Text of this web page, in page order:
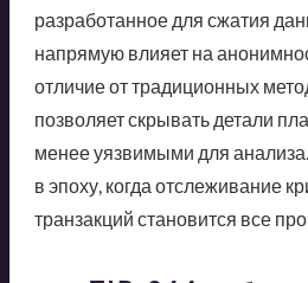
разработанное для сжатия
напрямую влияет на
отличие от традиционных
позволяет скрывать детали
менее уязвимыми для
в эпоху, когда отслеживание
транзакций становится все